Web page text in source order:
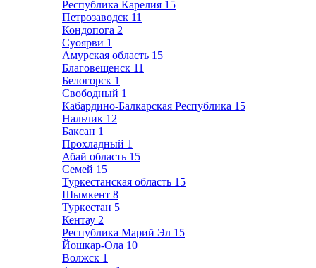
Республика Карелия 15
Петрозаводск 11
Кондопога 2
Суоярви 1
Амурская область 15
Благовещенск 11
Белогорск 1
Свободный 1
Кабардино-Балкарская Республика 15
Нальчик 12
Баксан 1
Прохладный 1
Абай область 15
Семей 15
Туркестанская область 15
Шымкент 8
Туркестан 5
Кентау 2
Республика Марий Эл 15
Йошкар-Ола 10
Волжск 1